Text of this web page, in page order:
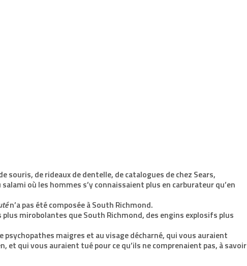
de rideaux de dentelle, de catalogues de chez Sears,
où les hommes s’y connaissaient plus en carburateur qu’en
n’a pas été composée à South Richmond.
mirobolantes que South Richmond, des engins explosifs plus
maigres et au visage décharné, qui vous auraient
et qui vous auraient tué pour ce qu’ils ne comprenaient pas, à savoir